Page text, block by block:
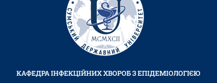
КАФЕДРА ІНФЕКЦІЙНИХ ХВОРОБ З ЕПІДЕМІОЛОГІЄЮ